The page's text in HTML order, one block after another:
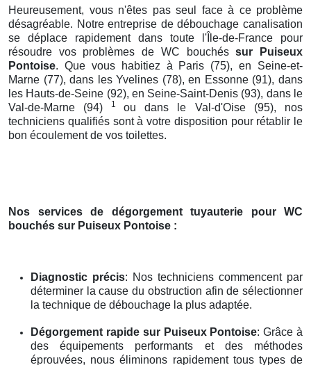
Heureusement, vous n'êtes pas seul face à ce problème
désagréable. Notre entreprise de débouchage canalisation
se déplace rapidement dans toute l'Île-de-France pour
résoudre vos problèmes de WC bouchéssur Puiseux
Pontoise. Que vous habitiez à Paris (75), en Seine-et-
Marne (77), dans les Yvelines (78), en Essonne (91), dans
les Hauts-de-Seine (92), en Seine-Saint-Denis (93), dans le
Val-de-Marne (94) 1 ou dans le Val-d'Oise (95), nos
techniciens qualifiés sont à votre disposition pour rétablir le
bon écoulement de vos toilettes.
Nos services de dégorgement tuyauterie pour WC
bouchés sur Puiseux Pontoise :
Diagnostic précis: Nos techniciens commencent par
déterminer la cause du obstruction afin de sélectionner
la technique de débouchage la plus adaptée.
Dégorgement rapide sur Puiseux Pontoise: Grâce à
des équipements performants et des méthodes
éprouvées, nous éliminons rapidement tous types de